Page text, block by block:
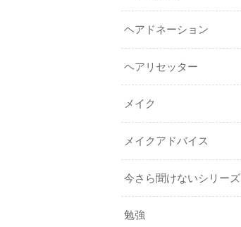
ヘアドネーション
ヘアリセッター
メイク
メイクアドバイス
今さら聞けないシリーズ
勉強